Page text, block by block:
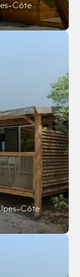
Côte
Côte